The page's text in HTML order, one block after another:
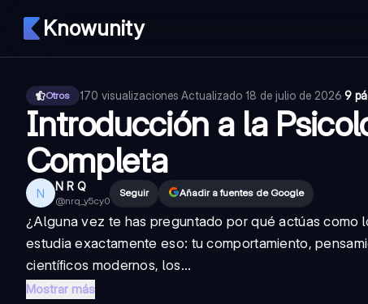
Knowunity
Otros 170 visualizaciones·Actualizado 18 de julio de 2026·9
Introducción a la
Completa
N N R Q
@nrq_y5cy0
Seguir Añadir a fuentes de Google
¿Alguna vez te has preguntado por qué actúas como
estudia exactamente eso: tu comportamiento,
científicos modernos, los...
Mostrar más